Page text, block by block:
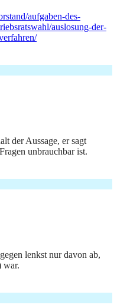
aufgaben-des-
auslosung-der-
der Aussage, er sagt
unbrauchbar ist.
lenkst nur davon ab,
war.